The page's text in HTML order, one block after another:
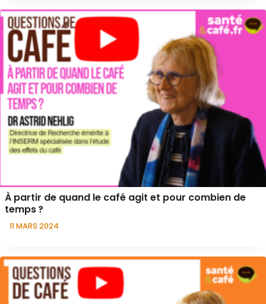
À partir de quand le café agit et pour combien de
temps ?
11 MARS 2024